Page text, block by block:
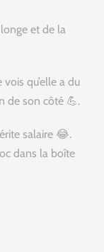
et de la
qu’elle a du
de son côté 💪.
salaire 😂.
dans la boîte